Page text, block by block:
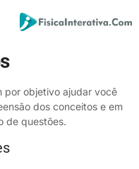
por objetivo ajudar você
dos conceitos e em
de questões.